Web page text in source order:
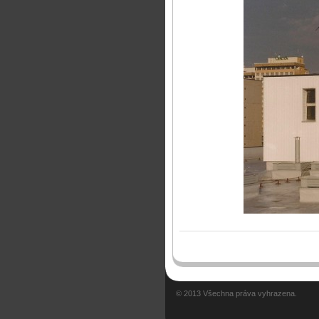
© 2013 Všechna práva vyhrazena.